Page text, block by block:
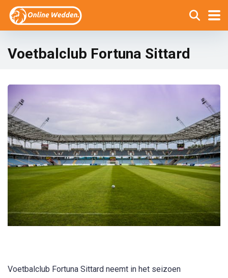
Voetbalclub Fortuna Sittard
Voetbalclub Fortuna Sittard neemt in het seizoen